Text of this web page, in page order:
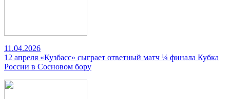
11.04.2026
12 апреля «Кузбасс» сыграет ответный матч ¼ финала Кубка
России в Сосновом бору